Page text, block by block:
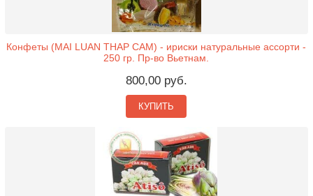
Конфеты (MAI LUAN THAP CAM) - ириски натуральные ассорти -
250 гр. Пр-во Вьетнам.
800,00 руб.
КУПИТЬ